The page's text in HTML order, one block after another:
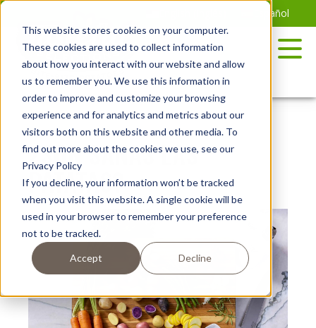
This website stores cookies on your computer.
These cookies are used to collect information
about how you interact with our website and allow
us to remember you. We use this information in
order to improve and customize your browsing
experience and for analytics and metrics about our
visitors both on this website and other media. To
find out more about the cookies we use, see our
Privacy Policy
If you decline, your information won’t be tracked
when you visit this website. A single cookie will be
used in your browser to remember your preference
not to be tracked.
Accept Decline
Saltar
contenido
Español
¿SON SANAS LAS
PATATAS?